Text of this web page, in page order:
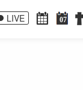
LIVE 07